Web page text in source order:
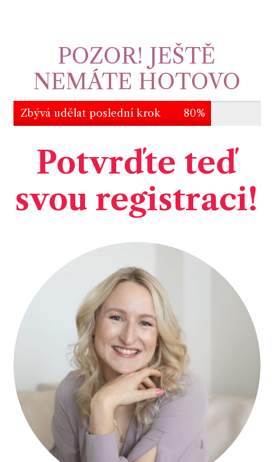
POZOR! JEŠTĚ
NEMÁTE HOTOVO
Zbývá udělat poslední krok 80%
Potvrďte teď
svou registraci!